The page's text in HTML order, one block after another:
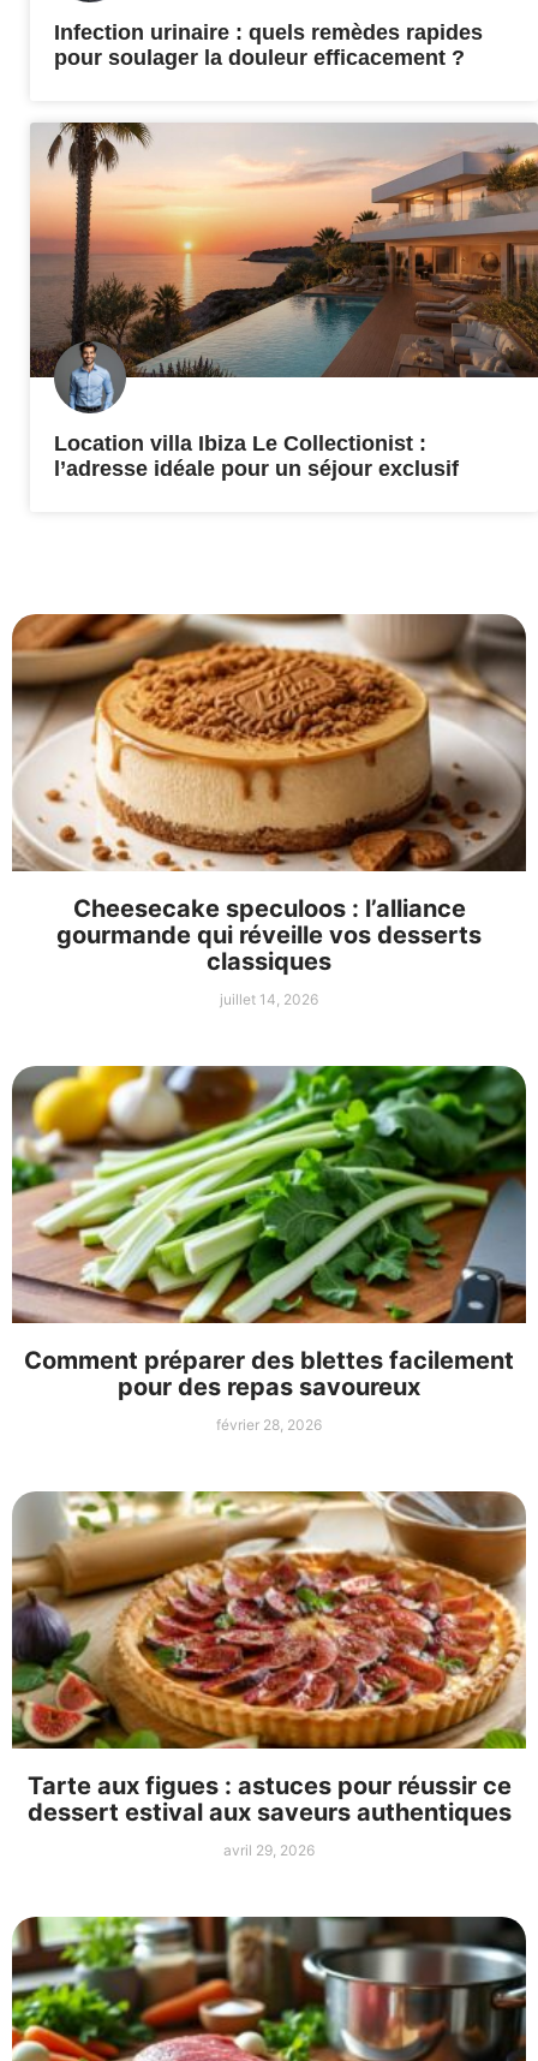
Infection urinaire : quels remèdes rapides
pour soulager la douleur efficacement ?
Location villa Ibiza Le Collectionist :
l’adresse idéale pour un séjour exclusif
Cheesecake speculoos : l’alliance
gourmande qui réveille vos desserts
classiques
juillet 14, 2026
Comment préparer des blettes facilement
pour des repas savoureux
février 28, 2026
Tarte aux figues : astuces pour réussir ce
dessert estival aux saveurs authentiques
avril 29, 2026